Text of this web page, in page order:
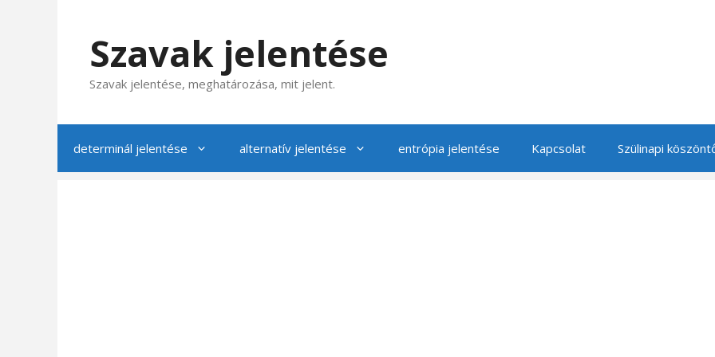
Szavak jelentése
Szavak jelentése, meghatározása, mit jelent.
determinál jelentése alternatív jelentése entrópia jelentése Kapcsolat Szülinapi